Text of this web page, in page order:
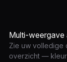
Multi-weergave
Zie uw volledige
overzicht —